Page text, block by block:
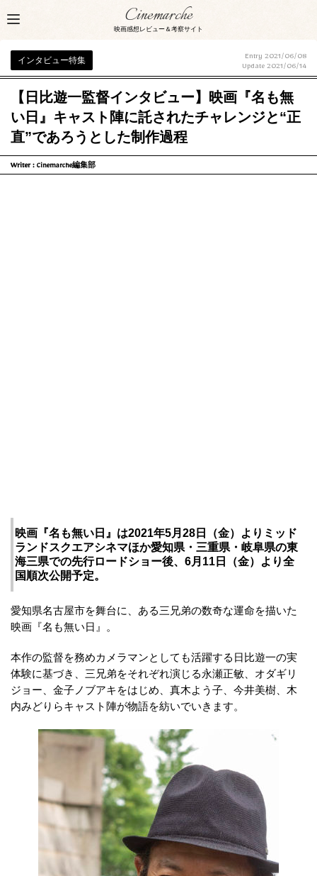
Cinemarche
映画感想レビュー＆考察サイト
インタビュー特集
Entry 2021/06/08
Update 2021/06/14
【日比遊一監督インタビュー】映画『名も無
い日』キャスト陣に託されたチャレンジと“正
直”であろうとした制作過程
Writer : Cinemarche編集部
映画『名も無い日』は2021年5月28日（金）よりミッド
ランドスクエアシネマほか愛知県・三重県・岐阜県の東
海三県での先行ロードショー後、6月11日（金）より全
国順次公開予定。
愛知県名古屋市を舞台に、ある三兄弟の数奇な運命を描いた
映画『名も無い日』。
本作の監督を務めカメラマンとしても活躍する日比遊一の実
体験に基づき、三兄弟をそれぞれ演じる永瀬正敏、オダギリ
ジョー、金子ノブアキをはじめ、真木よう子、今井美樹、木
内みどりらキャスト陣が物語を紡いでいきます。